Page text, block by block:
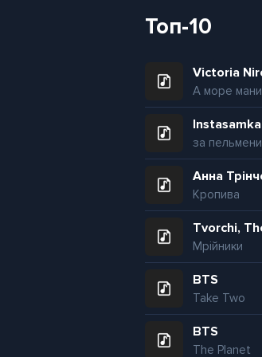
Топ-10
Victoria
А море
за
Анна
Кропива
Tvorchi,
Мрійники
BTS
Take Two
BTS
The Planet